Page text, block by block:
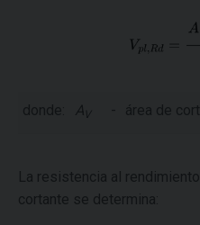
donde: A V - área de
La resistencia al
cortante se determina: